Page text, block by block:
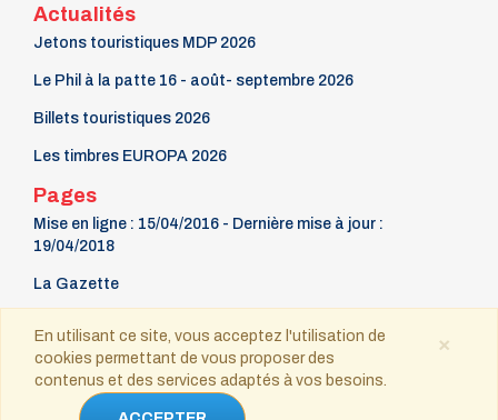
Actualités
Jetons touristiques MDP 2026
Le Phil à la patte 16 - août- septembre 2026
Billets touristiques 2026
Les timbres EUROPA 2026
Pages
Mise en ligne : 15/04/2016 - Dernière mise à jour :
19/04/2018
La Gazette
Contact
×
En utilisant ce site, vous acceptez l'utilisation de
cookies permettant de vous proposer des
contenus et des services adaptés à vos besoins.